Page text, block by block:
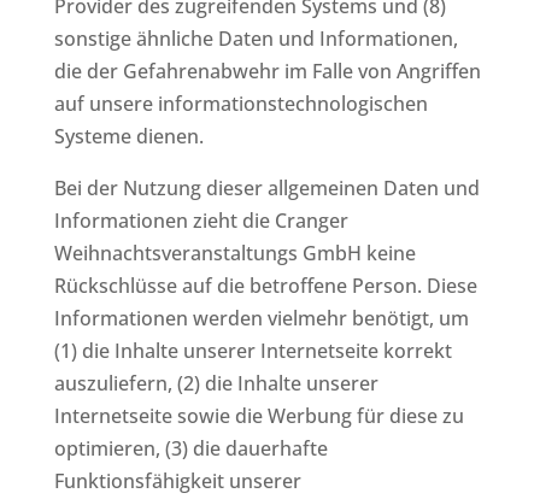
Provider des zugreifenden Systems und (8)
sonstige ähnliche Daten und Informationen,
die der Gefahrenabwehr im Falle von Angriffen
auf unsere informationstechnologischen
Systeme dienen.
Bei der Nutzung dieser allgemeinen Daten und
Informationen zieht die Cranger
Weihnachtsveranstaltungs GmbH keine
Rückschlüsse auf die betroffene Person. Diese
Informationen werden vielmehr benötigt, um
(1) die Inhalte unserer Internetseite korrekt
auszuliefern, (2) die Inhalte unserer
Internetseite sowie die Werbung für diese zu
optimieren, (3) die dauerhafte
Funktionsfähigkeit unserer